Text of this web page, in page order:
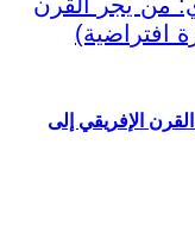
القرن الإفريقي إلى